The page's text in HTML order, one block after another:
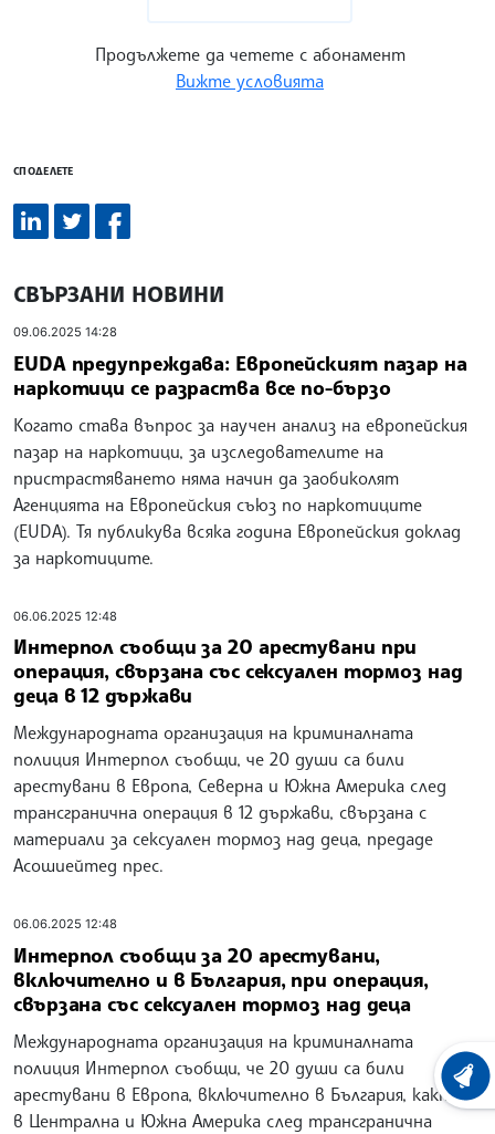
Продължете да четете с абонамент
Вижте условията
СПОДЕЛЕТЕ
СВЪРЗАНИ НОВИНИ
09.06.2025 14:28
EUDA предупреждава: Европейският пазар на
наркотици се разраства все по-бързо
Когато става въпрос за научен анализ на европейския
пазар на наркотици, за изследователите на
пристрастяването няма начин да заобиколят
Агенцията на Европейския съюз по наркотиците
(EUDA). Тя публикува всяка година Европейския доклад
за наркотиците.
06.06.2025 12:48
Интерпол съобщи за 20 арестувани при
операция, свързана със сексуален тормоз над
деца в 12 държави
Международната организация на криминалната
полиция Интерпол съобщи, че 20 души са били
арестувани в Европа, Северна и Южна Америка след
трансгранична операция в 12 държави, свързана с
материали за сексуален тормоз над деца, предаде
Асошиейтед прес.
06.06.2025 12:48
Интерпол съобщи за 20 арестувани,
включително и в България, при операция,
свързана със сексуален тормоз над деца
Международната организация на криминалната
полиция Интерпол съобщи, че 20 души са били
арестувани в Европа, включително в България, както и
в Централна и Южна Америка след трансгранична